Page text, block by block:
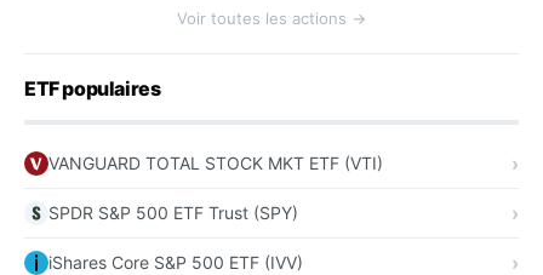
Voir toutes les actions →
ETF populaires
VANGUARD TOTAL STOCK MKT ETF (VTI)
SPDR S&P 500 ETF Trust (SPY)
iShares Core S&P 500 ETF (IVV)